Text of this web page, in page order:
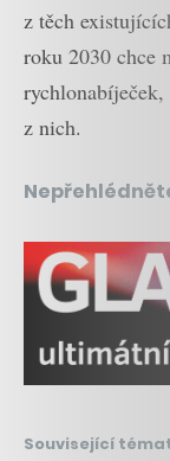
z těch
roku 2030 chce
z nich.
Související